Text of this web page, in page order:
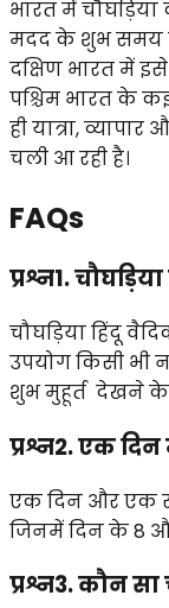
भारत में चौघड़िया
मदद के शुभ समय
दक्षिण भारत में
पश्चिम भारत के
ही यात्रा,
चली आ रही है।
FAQs
प्रश्न1.
चौघड़िया हिंदू
उपयोग किसी भी
शुभ मुहूर्त देखने के
प्रश्न2. एक
एक दिन और एक
जिनमें दिन के 8
प्रश्न3. कौन सा